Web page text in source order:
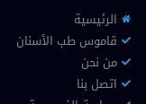
الرئيسية
قاموس طب الأسنان
من نحن
اتصل بنا